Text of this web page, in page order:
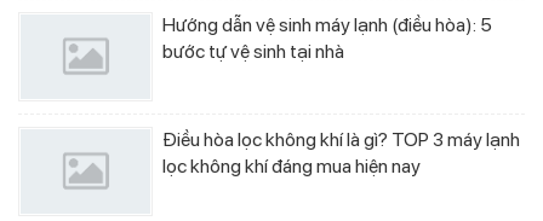
Hướng dẫn vệ sinh máy lạnh (điều hòa): 5
bước tự vệ sinh tại nhà
Điều hòa lọc không khí là gì? TOP 3 máy lạnh
lọc không khí đáng mua hiện nay